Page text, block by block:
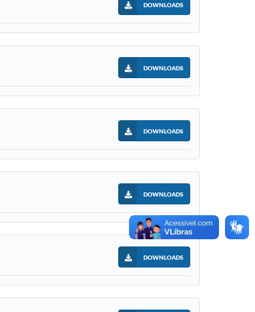
DOWNLOADS
DOWNLOADS
DOWNLOADS
DOWNLOADS
DOWNLOADS